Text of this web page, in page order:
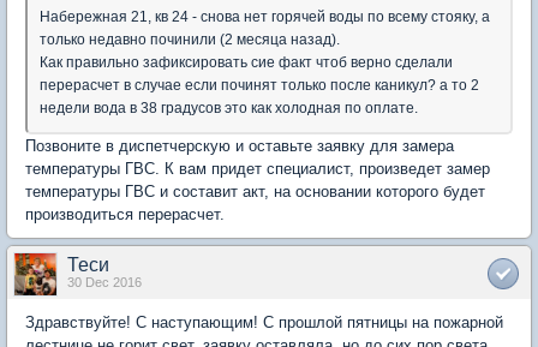
Набережная 21, кв 24 - снова нет горячей воды по всему стояку, а
только недавно починили (2 месяца назад).
Как правильно зафиксировать сие факт чтоб верно сделали
перерасчет в случае если починят только после каникул? а то 2
недели вода в 38 градусов это как холодная по оплате.
Позвоните в диспетчерскую и оставьте заявку для замера
температуры ГВС. К вам придет специалист, произведет замер
температуры ГВС и составит акт, на основании которого будет
производиться перерасчет.
Теси
30 Dec 2016
Здравствуйте! С наступающим! С прошлой пятницы на пожарной